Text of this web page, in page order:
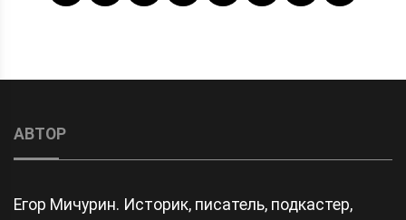
navigation
АВТОР
Егор Мичурин. Историк, писатель, подкастер,